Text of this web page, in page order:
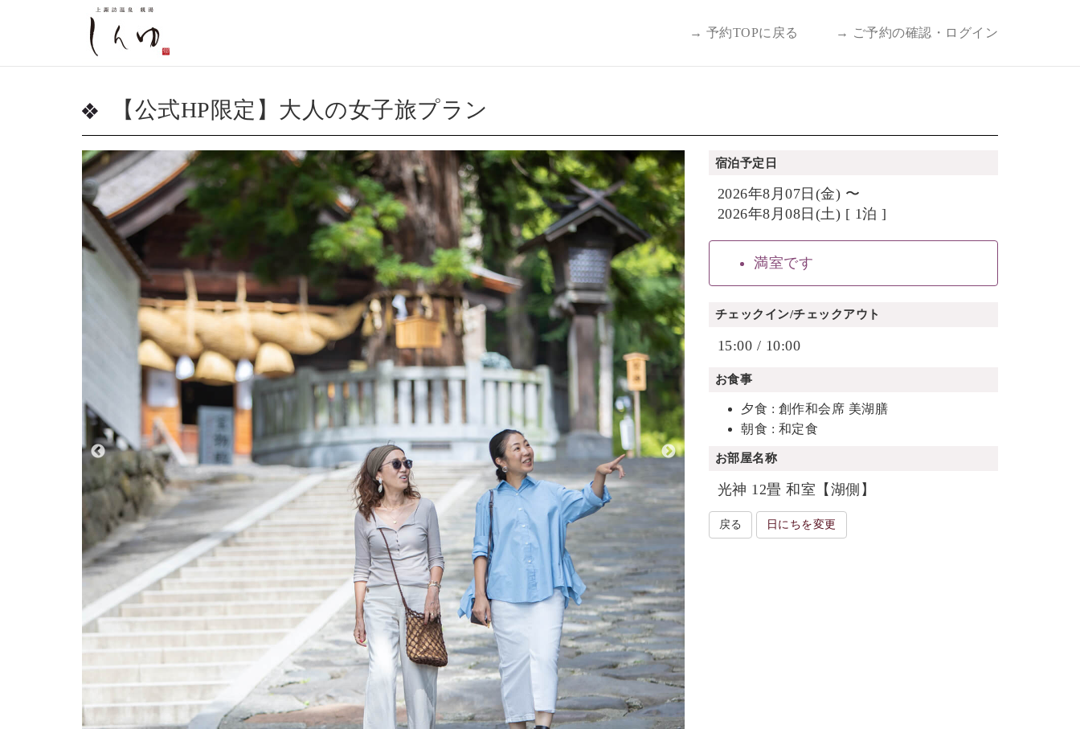
→ 予約TOPに戻る → ご予約の確認・ログイン
【公式HP限定】大人の女子旅プラン
宿泊予定日
2026年8月07日(金) 〜
2026年8月08日(土) [ 1泊 ]
満室です
チェックイン/チェックアウト
15:00 / 10:00
お食事
夕食 : 創作和会席 美湖膳
朝食 : 和定食
お部屋名称
光神 12畳 和室【湖側】
戻る 日にちを変更